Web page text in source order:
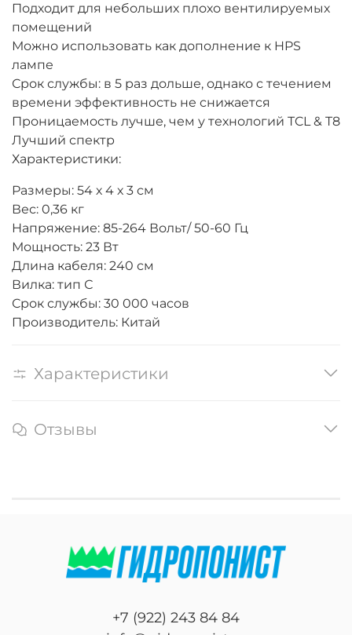
Подходит для небольших плохо вентилируемых
помещений
Можно использовать как дополнение к HPS
лампе
Срок службы: в 5 раз дольше, однако с течением
времени эффективность не снижается
Проницаемость лучше, чем у технологий TCL & T8
Лучший спектр
Характеристики:
Размеры: 54 х 4 х 3 см
Вес: 0,36 кг
Напряжение: 85-264 Вольт/ 50-60 Гц
Мощность: 23 Вт
Длина кабеля: 240 см
Вилка: тип С
Срок службы: 30 000 часов
Производитель: Китай
Характеристики
Отзывы
+7 (922) 243 84 84